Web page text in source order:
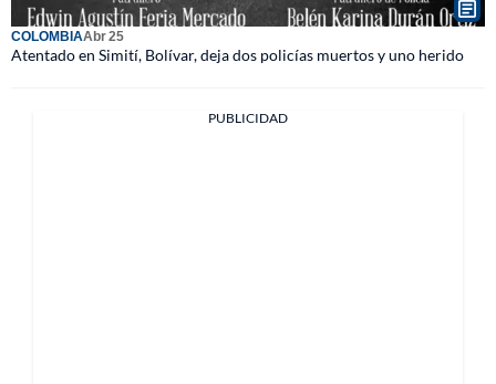
COLOMBIAAbr 25
Atentado en Simití, Bolívar, deja dos policías muertos y uno herido
PUBLICIDAD